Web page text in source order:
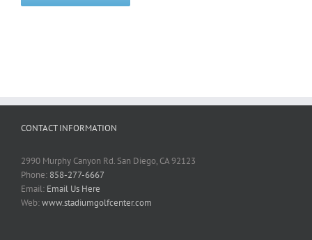
CONTACT INFORMATION
2990 Murphy Canyon Rd. San Diego, CA 92123
Phone: 858-277-6667
Email: Email Us Here
Web:www.stadiumgolfcenter.com